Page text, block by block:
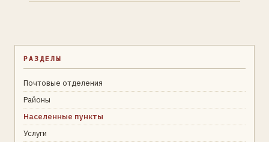
РАЗДЕЛЫ
Почтовые отделения
Районы
Населенные пункты
Услуги